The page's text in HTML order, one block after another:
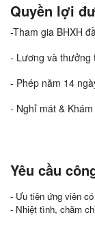
Quyền lợi
-Tham gia BHXH
- Lương và thưởng
- Phép năm 14
- Nghỉ mát &
Yêu cầu
- Ưu tiên ứng viên
- Nhiệt tình, chăm